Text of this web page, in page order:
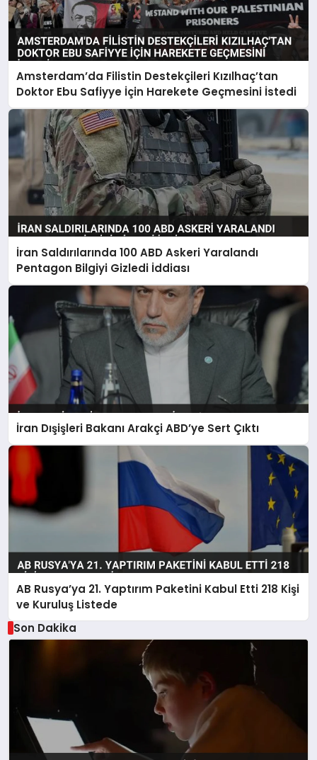
Amsterdam’da Filistin Destekçileri Kızılhaç’tan
Doktor Ebu Safiyye İçin Harekete Geçmesini İstedi
İran Saldırılarında 100 ABD Askeri Yaralandı
Pentagon Bilgiyi Gizledi İddiası
İran Dışişleri Bakanı Arakçi ABD’ye Sert Çıktı
AB Rusya’ya 21. Yaptırım Paketini Kabul Etti 218 Kişi
ve Kuruluş Listede
Son Dakika